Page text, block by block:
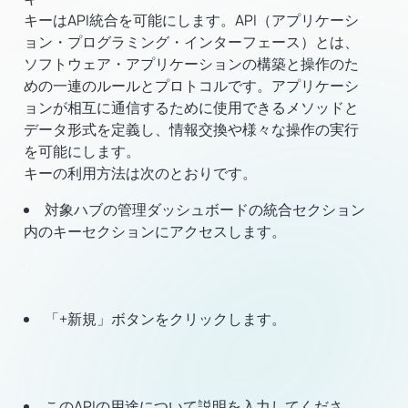
キーはAPI統合を可能にします。API（アプリケーシ
ョン・プログラミング・インターフェース）とは、
ソフトウェア・アプリケーションの構築と操作のた
めの一連のルールとプロトコルです。アプリケーシ
ョンが相互に通信するために使用できるメソッドと
データ形式を定義し、情報交換や様々な操作の実行
を可能にします。
キーの利用方法は次のとおりです。
対象ハブの管理ダッシュボードの統合セクション
内のキーセクションにアクセスします。
「+新規」ボタンをクリックします。